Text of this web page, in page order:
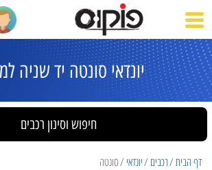
יונדאי סונטה יד שניה
חיפוש וסינון רכבים
דף הבית רכבים יונדאי סונטה